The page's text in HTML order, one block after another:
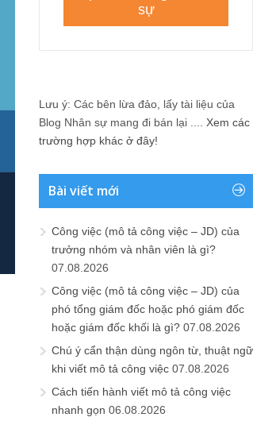
Lưu ý: Các bên lừa đảo, lấy tài liệu của
Blog Nhân sự mang đi bán lại .... Xem các
trường hợp khác ở đây!
Bài viết mới
Công việc (mô tả công việc – JD) của
trưởng nhóm và nhân viên là gì?
07.08.2026
Công việc (mô tả công việc – JD) của
phó tổng giám đốc hoặc phó giám đốc
hoặc giám đốc khối là gì? 07.08.2026
Chú ý cẩn thận dùng ngôn từ, thuật ngữ
khi viết mô tả công việc 07.08.2026
Cách tiến hành viết mô tả công việc
nhanh gọn 06.08.2026